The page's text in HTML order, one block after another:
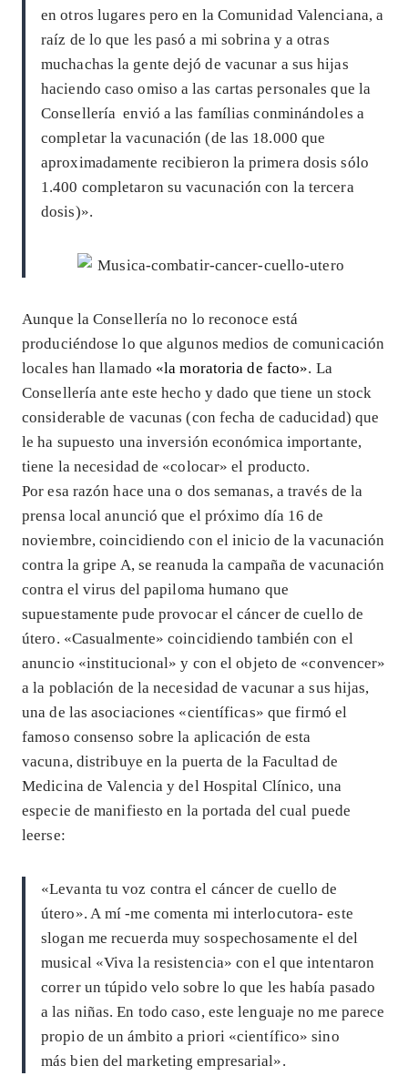
en otros lugares pero en la Comunidad Valenciana, a
raíz de lo que les pasó a mi sobrina y a otras
muchachas la gente dejó de vacunar a sus hijas
haciendo caso omiso a las cartas personales que la
Consellería envió a las famílias conminándoles a
completar la vacunación (de las 18.000 que
aproximadamente recibieron la primera dosis sólo
1.400 completaron su vacunación con la tercera
dosis)».
Aunque la Consellería no lo reconoce está
produciéndose lo que algunos medios de comunicación
locales han llamado «la moratoria de facto». La
Consellería ante este hecho y dado que tiene un stock
considerable de vacunas (con fecha de caducidad) que
le ha supuesto una inversión económica importante,
tiene la necesidad de «colocar» el producto.
Por esa razón hace una o dos semanas, a través de la
prensa local anunció que el próximo día 16 de
noviembre, coincidiendo con el inicio de la vacunación
contra la gripe A, se reanuda la campaña de vacunación
contra el virus del papiloma humano que
supuestamente pude provocar el cáncer de cuello de
útero. «Casualmente» coincidiendo también con el
anuncio «institucional» y con el objeto de «convencer»
a la población de la necesidad de vacunar a sus hijas,
una de las asociaciones «científicas» que firmó el
famoso consenso sobre la aplicación de esta
vacuna, distribuye en la puerta de la Facultad de
Medicina de Valencia y del Hospital Clínico, una
especie de manifiesto en la portada del cual puede
leerse:
«Levanta tu voz contra el cáncer de cuello de
útero». A mí -me comenta mi interlocutora- este
slogan me recuerda muy sospechosamente el del
musical «Viva la resistencia» con el que intentaron
correr un túpido velo sobre lo que les había pasado
a las niñas. En todo caso, este lenguaje no me parece
propio de un ámbito a priori «científico» sino
más bien del marketing empresarial».